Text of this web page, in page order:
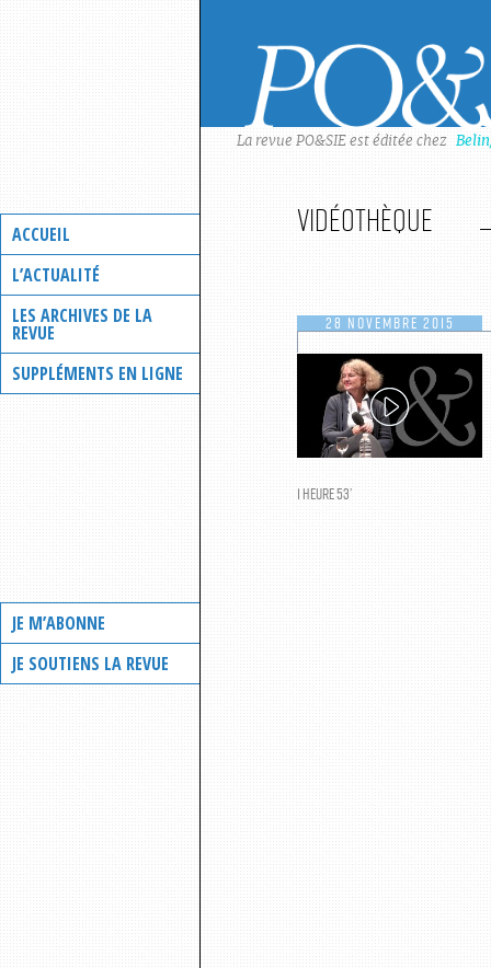
ACCUEIL
L’ACTUALITÉ
LES ARCHIVES DE LA
REVUE
SUPPLÉMENTS EN LIGNE
JE M’ABONNE
JE SOUTIENS LA REVUE
La revue PO&SIE est éditée chez
Vidéothèque
28 NOVEMBRE 2015
1 HEURE 53’